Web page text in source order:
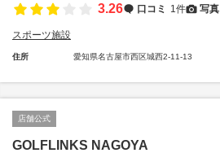
3.26 口コミ 1件 写真
スポーツ施設
住所 愛知県名古屋市西区城西2-11-13
店舗公式
GOLFLINKS NAGOYA